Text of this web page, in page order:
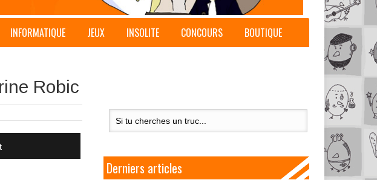
INFORMATIQUE JEUX INSOLITE CONCOURS BOUTIQUE
Robic
Derniers articles